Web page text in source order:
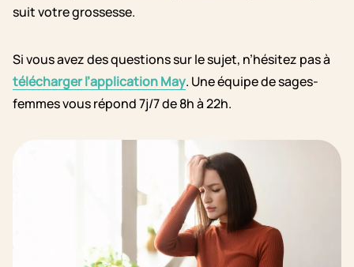
suit votre grossesse.
Si vous avez des questions sur le sujet, n’hésitez pas à
télécharger l’application May. Une équipe de sages-
femmes vous répond 7j/7 de 8h à 22h.